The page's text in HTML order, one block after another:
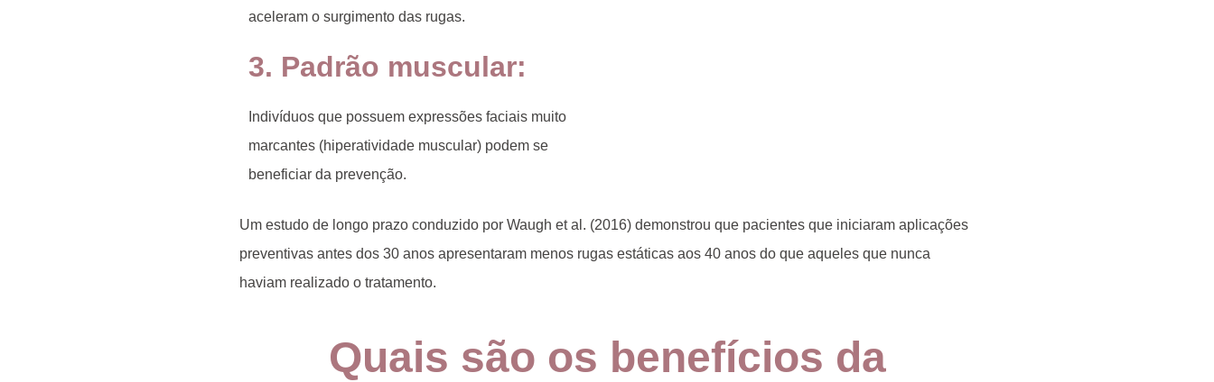
aceleram o surgimento das rugas.
3. Padrão muscular:
Indivíduos que possuem expressões faciais muito
marcantes (hiperatividade muscular) podem se
beneficiar da prevenção.
Um estudo de longo prazo conduzido por Waugh et al. (2016) demonstrou que pacientes que iniciaram aplicações
preventivas antes dos 30 anos apresentaram menos rugas estáticasaos 40 anos do que aqueles que nunca
haviam realizado o tratamento.
Quais são os benefícios da